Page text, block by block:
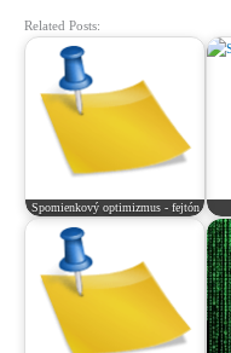
Related Posts:
Spomienkový optimizmus - fejtón